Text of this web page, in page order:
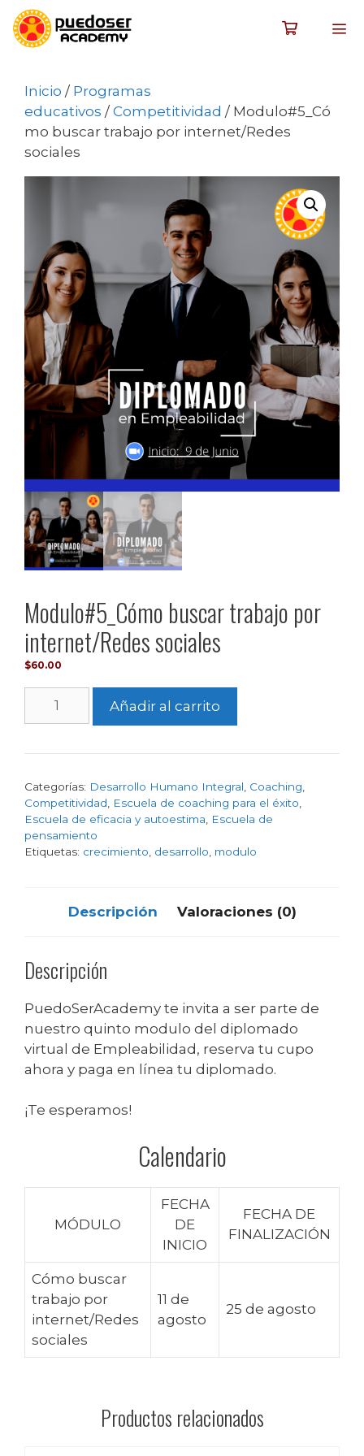
Inicio / Programas
educativos / Competitividad / Modulo#5_Có
mo buscar trabajo por internet/Redes
sociales
Modulo#5_Cómo buscar trabajo por
internet/Redes sociales
$60.00
Añadir al carrito
Categorías: Desarrollo Humano Integral Coaching
Competitividad
Escuela de coaching para el éxito
Escuela de eficacia y autoestima
Escuela de
pensamiento
Etiquetas: crecimiento desarrollo modulo
Descripción Valoraciones (0)
Descripción
PuedoSerAcademy te invita a ser parte de
nuestro quinto modulo del diplomado
virtual de Empleabilidad, reserva tu cupo
ahora y paga en línea tu diplomado.
¡Te esperamos!
Calendario
MÓDULO
FECHA
DE
INICIO
FECHA DE
FINALIZACIÓN
Cómo buscar
trabajo por
internet/Redes
sociales
11 de
agosto
25 de agosto
Productos relacionados